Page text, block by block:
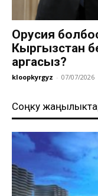
Орусия
Кыргызстан
аргасыз?
kloopkyrgyz - 07/07/2026
Соңку